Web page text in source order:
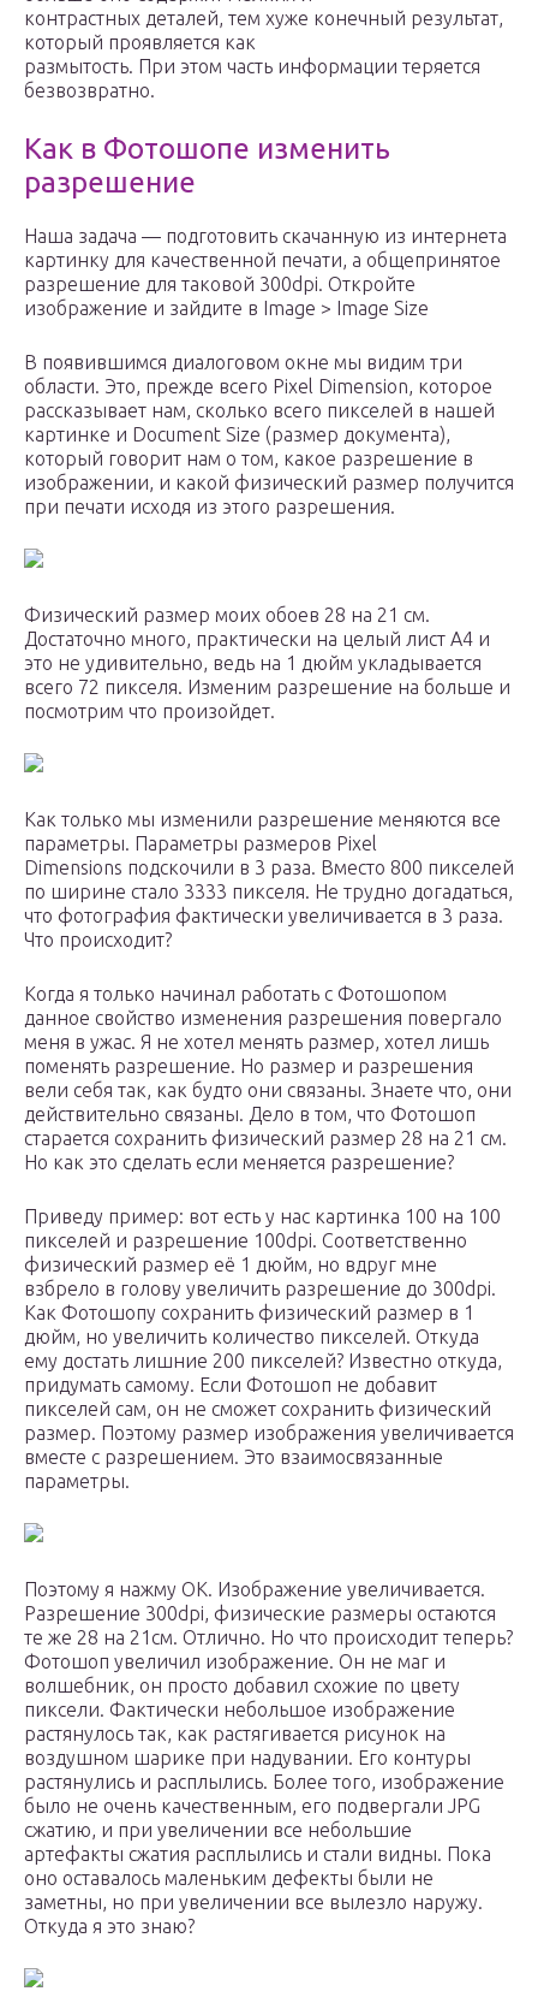
контрастных деталей, тем хуже конечный результат,
который проявляется как
размытость. При этом часть информации теряется
безвозвратно.
Как в Фотошопе изменить
разрешение
Наша задача — подготовить скачанную из интернета
картинку для качественной печати, а общепринятое
разрешение для таковой 300dpi. Откройте
изображение и зайдите в Image > Image Size
В появившимся диалоговом окне мы видим три
области. Это, прежде всего Pixel Dimension, которое
рассказывает нам, сколько всего пикселей в нашей
картинке и Document Size (размер документа),
который говорит нам о том, какое разрешение в
изображении, и какой физический размер получится
при печати исходя из этого разрешения.
Физический размер моих обоев 28 на 21 см.
Достаточно много, практически на целый лист A4 и
это не удивительно, ведь на 1 дюйм укладывается
всего 72 пикселя. Изменим разрешение на больше и
посмотрим что произойдет.
Как только мы изменили разрешение меняются все
параметры. Параметры размеров Pixel
Dimensions подскочили в 3 раза. Вместо 800 пикселей
по ширине стало 3333 пикселя. Не трудно догадаться,
что фотография фактически увеличивается в 3 раза.
Что происходит?
Когда я только начинал работать с Фотошопом
данное свойство изменения разрешения повергало
меня в ужас. Я не хотел менять размер, хотел лишь
поменять разрешение. Но размер и разрешения
вели себя так, как будто они связаны. Знаете что, они
действительно связаны. Дело в том, что Фотошоп
старается сохранить физический размер 28 на 21 см.
Но как это сделать если меняется разрешение?
Приведу пример: вот есть у нас картинка 100 на 100
пикселей и разрешение 100dpi. Соответственно
физический размер её 1 дюйм, но вдруг мне
взбрело в голову увеличить разрешение до 300dpi.
Как Фотошопу сохранить физический размер в 1
дюйм, но увеличить количество пикселей. Откуда
ему достать лишние 200 пикселей? Известно откуда,
придумать самому. Если Фотошоп не добавит
пикселей сам, он не сможет сохранить физический
размер. Поэтому размер изображения увеличивается
вместе с разрешением. Это взаимосвязанные
параметры.
Поэтому я нажму ОК. Изображение увеличивается.
Разрешение 300dpi, физические размеры остаются
те же 28 на 21см. Отлично. Но что происходит теперь?
Фотошоп увеличил изображение. Он не маг и
волшебник, он просто добавил схожие по цвету
пиксели. Фактически небольшое изображение
растянулось так, как растягивается рисунок на
воздушном шарике при надувании. Его контуры
растянулись и расплылись. Более того, изображение
было не очень качественным, его подвергали JPG
сжатию, и при увеличении все небольшие
артефакты сжатия расплылись и стали видны. Пока
оно оставалось маленьким дефекты были не
заметны, но при увеличении все вылезло наружу.
Откуда я это знаю?